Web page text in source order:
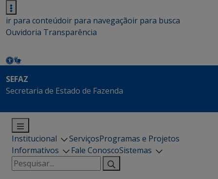
ir para conteúdoir para navegaçãoir para busca
Ouvidoria Transparência
SEFAZ
Secretaria de Estado de Fazenda
Institucional ServiçosProgramas e Projetos
Informativos
Fale ConoscoSistemas
Pesquisar
por: